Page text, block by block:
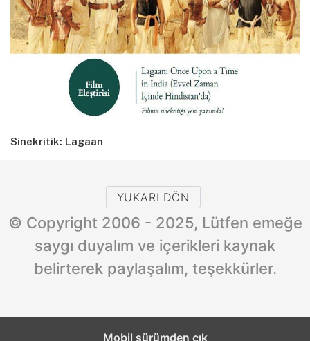
Sinekritik: Lagaan
YUKARI DÖN
© Copyright 2006 - 2025, Lütfen emeğe
saygı duyalım ve içerikleri kaynak
belirterek paylaşalım, teşekkürler.
Mobil sürümden çık